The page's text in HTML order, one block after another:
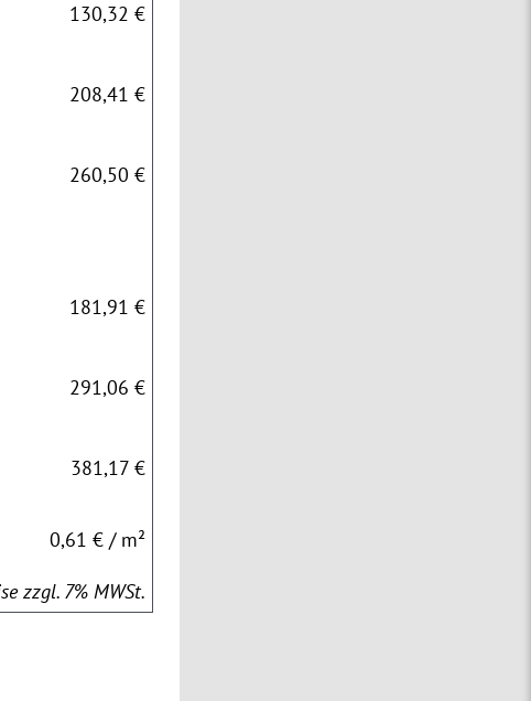
130,32 €
208,41 €
260,50 €
181,91 €
291,06 €
381,17 €
0,61 € / m²
zzgl. 7% MWSt.